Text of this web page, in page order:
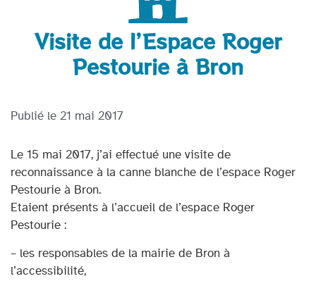
Visite de l’Espace Roger
Pestourie à Bron
Publié le 21 mai 2017
Le 15 mai 2017, j’ai effectué une visite de
reconnaissance à la canne blanche de l’espace Roger
Pestourie à Bron.
Etaient présents à l’accueil de l’espace Roger
Pestourie :
– les responsables de la mairie de Bron à
l’accessibilité,